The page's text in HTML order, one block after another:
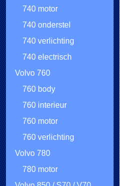
740 motor
740 onderstel
740 verlichting
740 electrisch
Volvo 760
760 body
760 interieur
760 motor
760 verlichting
Volvo 780
780 motor